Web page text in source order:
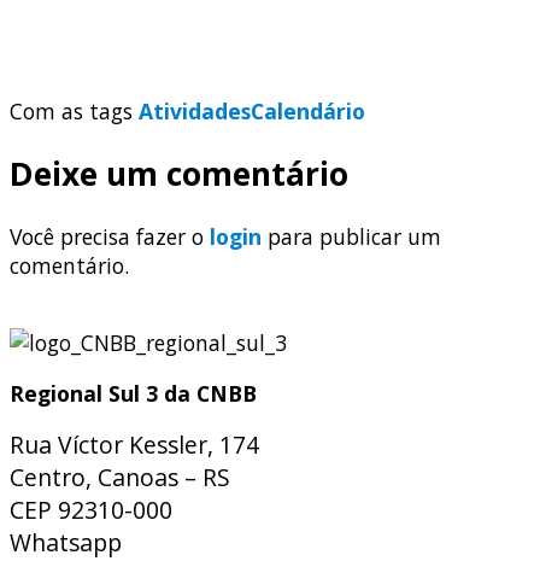
Com as tags AtividadesCalendário
Deixe um comentário
Você precisa fazer o login para publicar um
comentário.
Regional Sul 3 da CNBB
Rua Víctor Kessler, 174
Centro, Canoas – RS
CEP 92310-000
Whatsapp